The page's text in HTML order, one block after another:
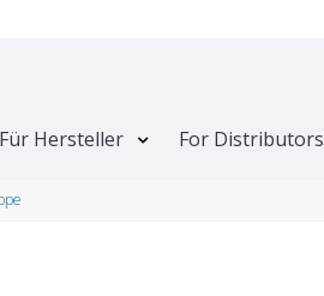
Für Hersteller For Distributors